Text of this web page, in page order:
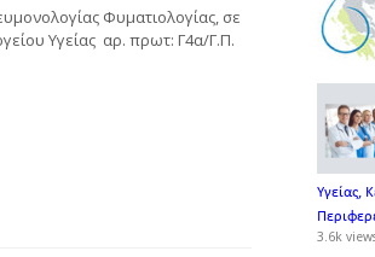
Φυματιολογίας, σε
Υγείας αρ. πρωτ: Γ4α/Γ.Π.
Υγείας,
3.6k